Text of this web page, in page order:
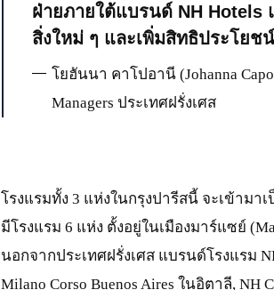
ฝ่ายภายใต้แบรนด์ NH Hotels
สิ่งใหม่ ๆ และเพิ่มสิทธิประโยช
โยฮันนา คาโปอานี (Johanna
Managers ประเทศฝรั่งเศส
โรงแรมทั้ง 3 แห่งในกรุงปารีสนี้ จะเข้าม
มีโรงแรม 6 แห่ง ตั้งอยู่ในเมืองมาร์แซย์
นอกจากประเทศฝรั่งเศส แบรนด์โรงแรม
Milano Corso Buenos Aires ในอิตาลี, NH